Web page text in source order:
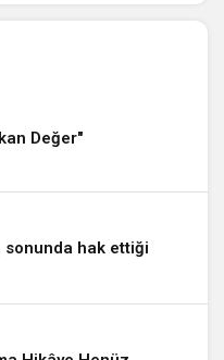
geri
Ya Sonu?
Değer"
sonunda hak ettiği